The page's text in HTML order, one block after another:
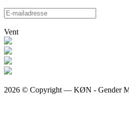
Vent
2026 © Copyright — KØN - Gender